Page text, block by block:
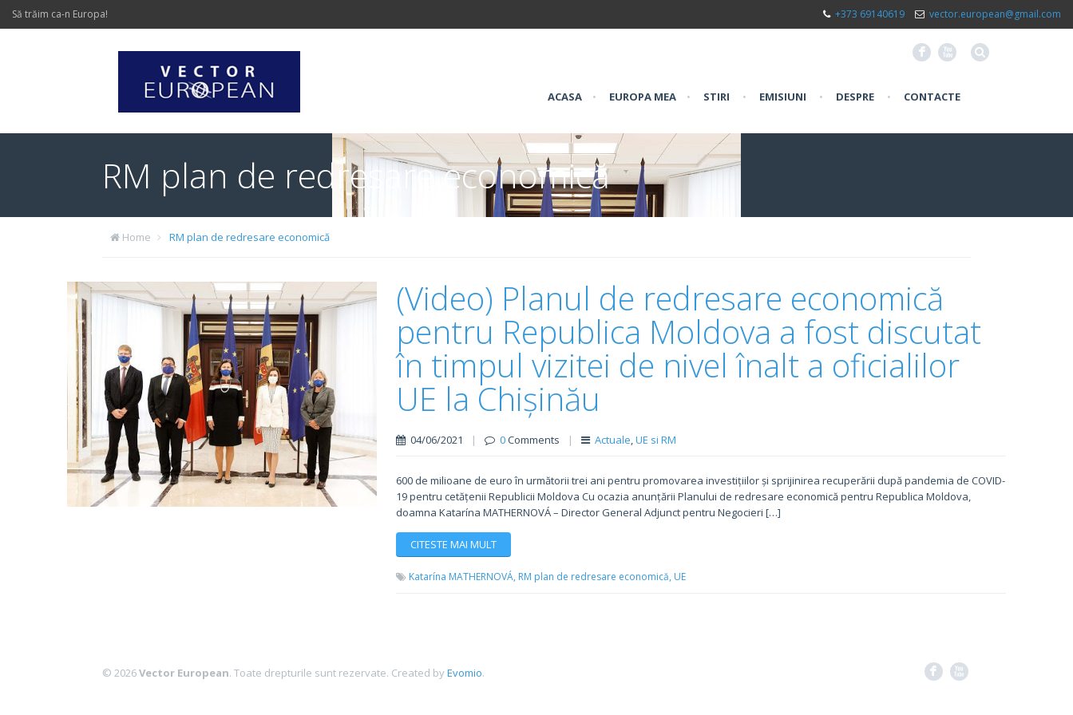
Să trăim ca-n Europa! +373 69140619 vector.european@gmail.com
F X
ACASA • EUROPA MEA • STIRI • EMISIUNI • DESPRE • CONTACTE
RM plan de redresare economică
Home RM plan de redresare economică
(Video) Planul de redresare economică
pentru Republica Moldova a fost discutat
în timpul vizitei de nivel înalt a oficialilor
UE la Chișinău
04/06/2021 | 0Comments | Actuale,UE si RM
600 de milioane de euro în următorii trei ani pentru promovarea investițiilor și sprijinirea recuperării după pandemia de COVID-
19 pentru cetățenii Republicii Moldova Cu ocazia anunțării Planului de redresare economică pentru Republica Moldova,
doamna Katarína MATHERNOVÁ – Director General Adjunct pentru Negocieri […]
CITESTE MAI MULT
Katarína MATHERNOVÁ, RM plan de redresare economică, UE
© 2026Vector European. Toate drepturile sunt rezervate. Created byEvomio. F X